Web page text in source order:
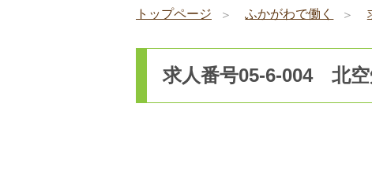
トップページ ふかがわで働く
求人番号05-6-004 北空